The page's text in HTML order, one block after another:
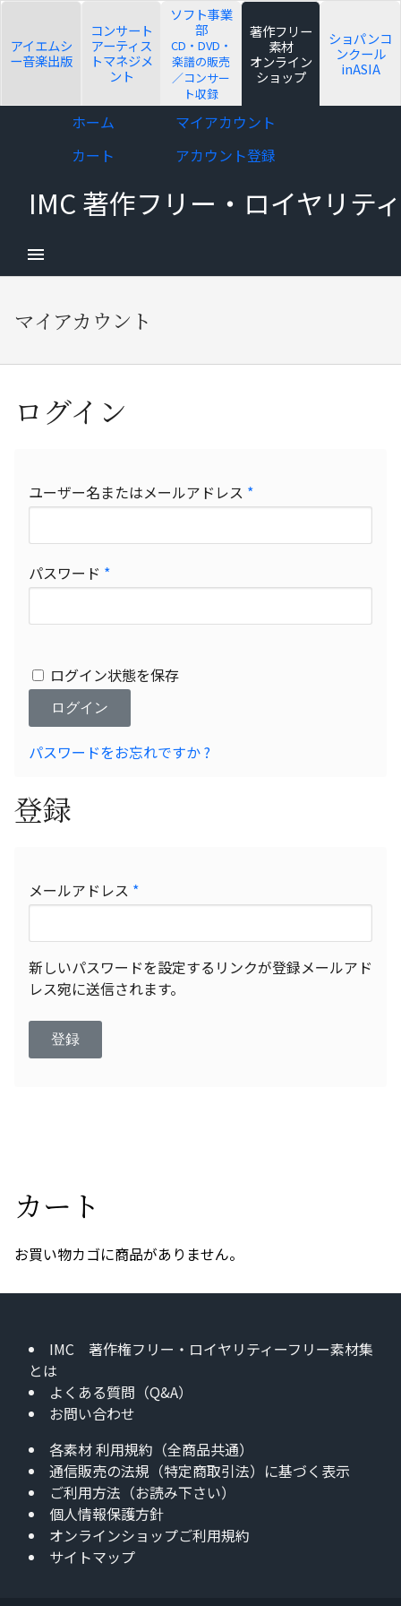
アイエムシ
ー音楽出版
コンサート
アーティス
トマネジメ
ント
ソフト事業
部
CD・DVD・
楽譜の販売
／コンサー
ト収録
著作フリー
素材
オンライン
ショップ
ショパンコ
ンクール
inASIA
ホーム
マイアカウント
カート
アカウント登録
IMC 著作フリー・ロイヤリ
マイアカウント
ログイン
ユーザー名またはメールアドレス *必
パスワード *必
ログイン状態を保存
ログイン
パスワードをお忘れですか ?
登録
メールアドレス *必
新しいパスワードを設定するリンクが登録メールアド
レス宛に送信されます。
登録
カート
お買い物カゴに商品がありません。
IMC 著作権フリー・ロイヤリティーフリー素材集
とは
よくある質問（Q&A）
お問い合わせ
各素材 利用規約（全商品共通）
通信販売の法規（特定商取引法）に基づく表示
ご利用方法（お読み下さい）
個人情報保護方針
オンラインショップご利用規約
サイトマップ
child menu